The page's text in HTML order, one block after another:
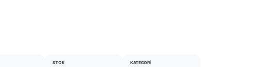
STOK KATEGORI